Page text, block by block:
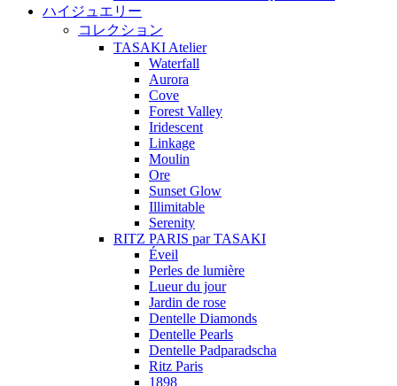
ハイジュエリー
コレクション
TASAKI Atelier
Waterfall
Aurora
Cove
Forest Valley
Iridescent
Linkage
Moulin
Ore
Sunset Glow
Illimitable
Serenity
RITZ PARIS par TASAKI
Éveil
Perles de lumière
Lueur du jour
Jardin de rose
Dentelle Diamonds
Dentelle Pearls
Dentelle Padparadscha
Ritz Paris
1898